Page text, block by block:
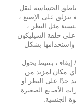
الحساسة لنقل
تنزلق على الإصبع ،
مثل البظر ،
حلقة السيليكون
واستخدامها بشكل
إيقاف بسيط يحول
مكان لمزيد من
جدًا على البظر أو
الأصابع الصغيرة
الجنسية.